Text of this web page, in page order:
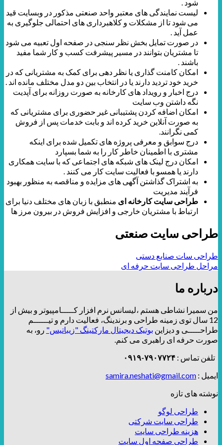
شود .
لیست نمایندگی های معتبر واحد صنعتی مذکور در وبسایت قید
می شود تا از مشکلات و کلاهبرداری های احتمالی جلوگیری به
عمل آید .
در صورت تمایل بخش نظر سنجی در صفحه اول تعبیه می شود
تا مشتریان بتوانند در مسیر پیشرفت کسب و کار شما مفید
باشند .
امکان کامنت گذاری یا نظر دهی برای کمک به مشتریانی که در
خرید خود تردید دارند یا در انتخاب بین دو مدل مختلف مانده اند .
درج اخبار و رویداد های کارخانه به صورت روزانه برای آپدیت
نگه داشتن وب سایت
امکان اضافه کردن پشتیبانی غیر حضوری برای مشتریانی که
به صورت آنلاین خرید کرده اند و بابت خدمات پس از فروش
کمی نگرانند.
درج سوابق و معرفی پروژه های تکمیل شده برای اینکه
مشتری با اطمینان خاطر کار را به شما بسپارد
امکان درج لینک های شبکه های اجتماعی که با سایت همکاری
دارند یا همسو با فعالیت سایت کار می کنند .
به اشتراک گذاشتن آگهی های مزایده و مناقصه به منظور بهبود
فرآیند مدیریت
طراحی سایت کارخانه ای منطبق با زبان های مختلف دنیا برای
ارتباط با مشتریان خارجی و افزایش فروش در بیرون مرز ها
طراحی سایت صنعتی
طراحی سات صنایع دستی
مراحل طراحی سایت حرفه ای
درباره ما
من سمیرا نشاطی هستم ،لیسانس نرم افزار کـــــامپیوتر و بیش از
12 سال توی زمینه طراحی و برندینگ، فعالیت دارم و تیــــــم
طراحـــــی و دیزاین بوتیک دیجیتال مارکتینگ "زیباتیس" رو، به
صورت حرفه ای راهبری می کنم.
تلفن تماس : ۷۹۰۷۷۲۴-۰۹۱۹
ایمیل : samira.neshati@gmail.com
نوشته های تازه
طراحی لوگو
طراحی سایت شرکتی
هزینه طراحی سایت
طراحی صفحه اول سایت